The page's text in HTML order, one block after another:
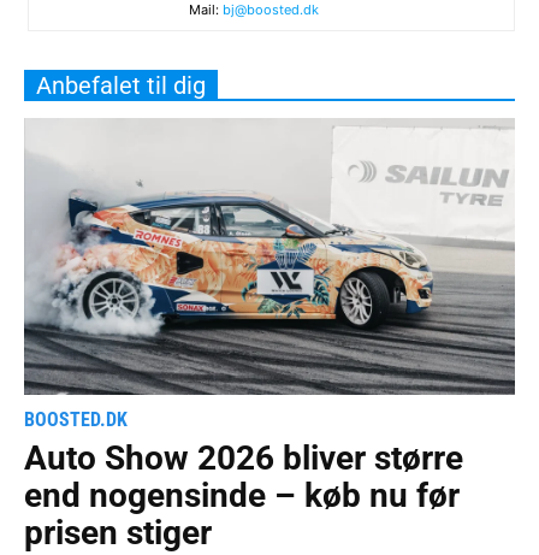
Mail: bj@boosted.dk